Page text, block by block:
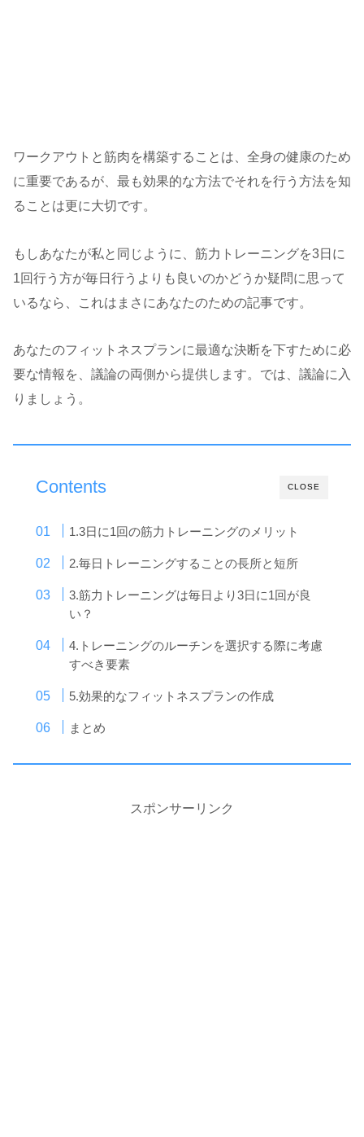
ワークアウトと筋肉を構築することは、全身の健康のため
に重要であるが、最も効果的な方法でそれを行う方法を知
ることは更に大切です。
もしあなたが私と同じように、筋力トレーニングを3日に
1回行う方が毎日行うよりも良いのかどうか疑問に思って
いるなら、これはまさにあなたのための記事です。
あなたのフィットネスプランに最適な決断を下すために必
要な情報を、議論の両側から提供します。では、議論に入
りましょう。
CLOSE
Contents
1.3日に1回の筋力トレーニングのメリット
2.毎日トレーニングすることの長所と短所
3.筋力トレーニングは毎日より3日に1回が良
い？
4.トレーニングのルーチンを選択する際に考慮
すべき要素
5.効果的なフィットネスプランの作成
まとめ
スポンサーリンク